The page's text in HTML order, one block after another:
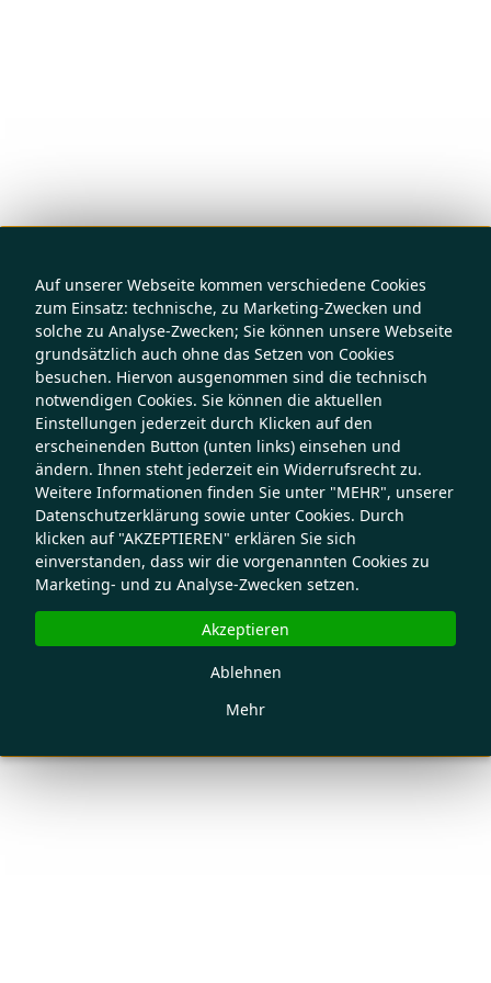
Auf unserer Webseite kommen verschiedene Cookies
zum Einsatz: technische, zu Marketing-Zwecken und
solche zu Analyse-Zwecken; Sie können unsere Webseite
grundsätzlich auch ohne das Setzen von Cookies
besuchen. Hiervon ausgenommen sind die technisch
notwendigen Cookies. Sie können die aktuellen
Einstellungen jederzeit durch Klicken auf den
erscheinenden Button (unten links) einsehen und
ändern. Ihnen steht jederzeit ein Widerrufsrecht zu.
Weitere Informationen finden Sie unter "MEHR", unserer
Datenschutzerklärung sowie unter Cookies. Durch
klicken auf "AKZEPTIEREN" erklären Sie sich
einverstanden, dass wir die vorgenannten Cookies zu
Marketing- und zu Analyse-Zwecken setzen.
Mehr
Ablehnen
Akzeptieren